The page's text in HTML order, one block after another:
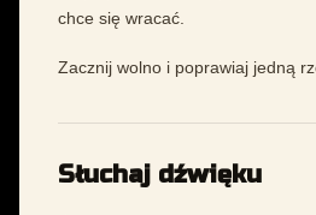
chce się wracać.
Zacznij wolno i poprawiaj jedną
Słuchaj dźwięku